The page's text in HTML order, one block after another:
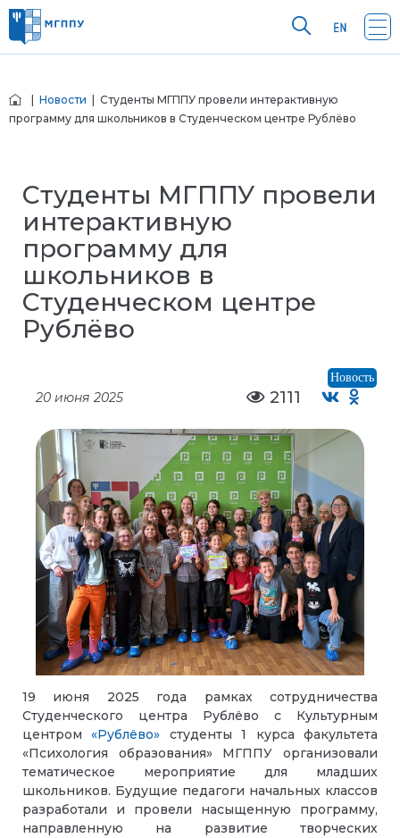
Новости | Студенты МГППУ провели интерактивную
программу для школьников в Студенческом центре Рублёво
Студенты МГППУ провели
интерактивную
программу для
школьников в
Студенческом центре
Рублёво
Новость
20 июня 2025 2111
19 июня 2025 года рамках сотрудничества
Студенческого центра Рублёво с Культурным
центром«Рублёво» студенты 1 курса факультета
«Психология образования» МГППУ организовали
тематическое мероприятие для младших
школьников. Будущие педагоги начальных классов
разработали и провели насыщенную программу,
направленную на развитие творческих